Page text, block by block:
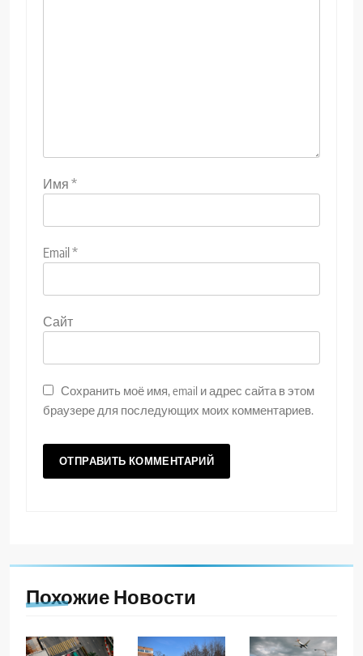
Имя *
Email*
Сайт
Сохранить моё имя, email и адрес сайта в этом
браузере для последующих моих комментариев.
Похожие Новости